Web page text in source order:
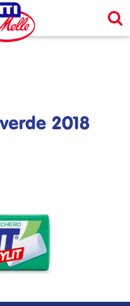
2018